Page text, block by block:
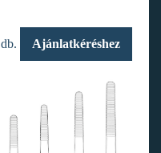
db. Ajánlatkéréshez